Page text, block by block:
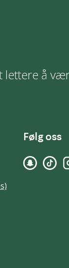
lettere å
Følg oss